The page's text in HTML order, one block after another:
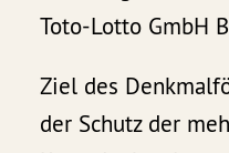
Toto-Lotto GmbH
Ziel des
der Schutz der